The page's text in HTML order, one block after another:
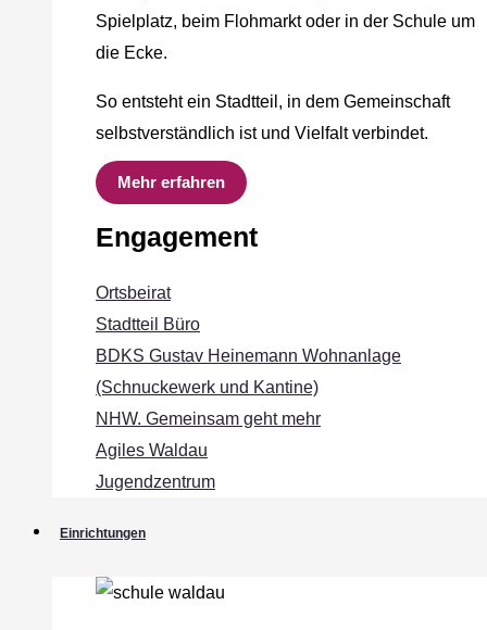
Spielplatz, beim Flohmarkt oder in der Schule um
die Ecke.
So entsteht ein Stadtteil, in dem Gemeinschaft
selbstverständlich ist und Vielfalt verbindet.
Mehr erfahren
Engagement
Ortsbeirat
Stadtteil Büro
BDKS Gustav Heinemann Wohnanlage
(Schnuckewerk und Kantine)
NHW. Gemeinsam geht mehr
Agiles Waldau
Jugendzentrum
Einrichtungen